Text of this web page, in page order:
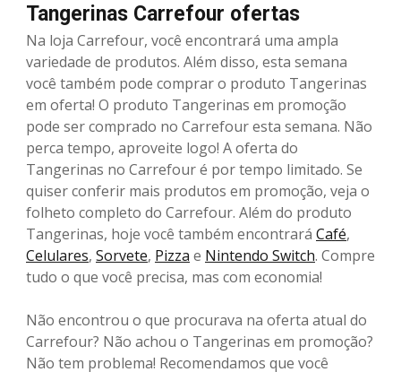
Tangerinas Carrefour ofertas
Na loja Carrefour, você encontrará uma ampla
variedade de produtos. Além disso, esta semana
você também pode comprar o produto Tangerinas
em oferta! O produto Tangerinas em promoção
pode ser comprado no Carrefour esta semana. Não
perca tempo, aproveite logo! A oferta do
Tangerinas no Carrefour é por tempo limitado. Se
quiser conferir mais produtos em promoção, veja o
folheto completo do Carrefour. Além do produto
Tangerinas, hoje você também encontrará Café,
Celulares, Sorvete, Pizza e Nintendo Switch. Compre
tudo o que você precisa, mas com economia!
Não encontrou o que procurava na oferta atual do
Carrefour? Não achou o Tangerinas em promoção?
Não tem problema! Recomendamos que você